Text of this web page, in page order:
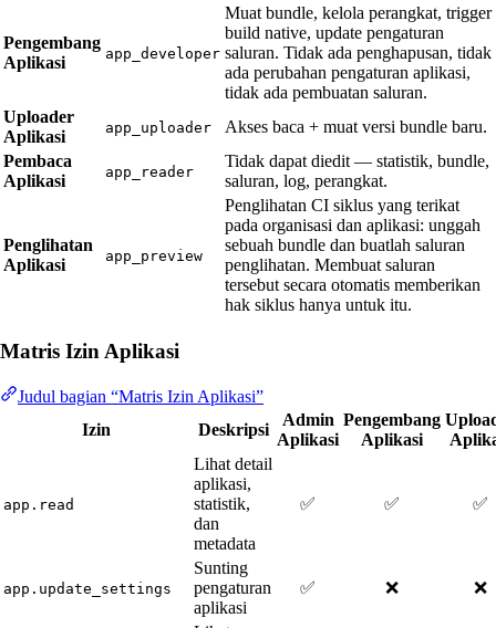
Pengembang
Aplikasi
app_developer
Muat bundle, kelola perangkat, trigger
build native, update pengaturan
saluran. Tidak ada penghapusan, tidak
ada perubahan pengaturan aplikasi,
tidak ada pembuatan saluran.
Uploader
Aplikasi
app_uploader
Akses baca + muat versi bundle baru.
Pembaca
Aplikasi
app_reader
Tidak dapat diedit — statistik, bundle,
saluran, log, perangkat.
Penglihatan
Aplikasi
app_preview
Penglihatan CI siklus yang terikat
pada organisasi dan aplikasi: unggah
sebuah bundle dan buatlah saluran
penglihatan. Membuat saluran
tersebut secara otomatis memberikan
hak siklus hanya untuk itu.
Matris Izin Aplikasi
Judul bagian “Matris Izin Aplikasi”
Izin
Deskripsi
Admin
Aplikasi
Pengembang
Aplikasi
app.read
Lihat detail
aplikasi,
statistik,
dan
metadata
✅ ✅ ✅
app.update_settings
Sunting
pengaturan
aplikasi
✅ ❌ ❌